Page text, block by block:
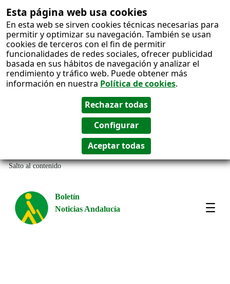
Esta página web usa cookies
En esta web se sirven cookies técnicas necesarias para
permitir y optimizar su navegación. También se usan
cookies de terceros con el fin de permitir
funcionalidades de redes sociales, ofrecer publicidad
basada en sus hábitos de navegación y analizar el
rendimiento y tráfico web. Puede obtener más
información en nuestra Política de cookies.
Salto al contenido
Boletín
Noticias Andalucía